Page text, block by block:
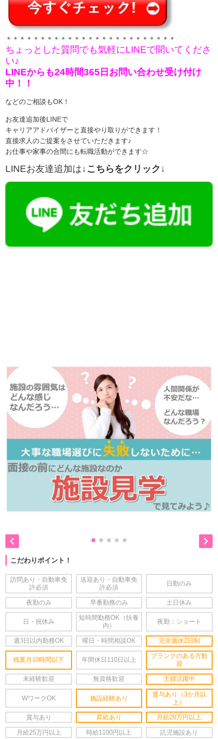
＊＊＊＊＊＊＊＊＊＊＊＊＊＊＊＊＊＊＊＊＊＊＊＊＊
ちょっとした質問でも気軽にLINEで聞いてくださ
い♪
LINEからも24時間365日お問い合わせ受け付け
中！！
などのご相談もOK！
お友達追加後LINEで
キャリアアドバイザーと直接やり取りができます！
直接求人のご提案をさせていただきます♪
お仕事や家事の合間にも転職活動ができます☆
LINEお友達追加は↓こちらをクリック↓
 
こだわりポイント！
訪問あり・自動車免
許必須
送迎あり・自動車免
許必須
日勤のみ
夜勤のみ 早番勤務のみ 土日休み
日・祝休み
短時間勤務OK（扶養
内）
夜勤：ショート
週3日以内勤務OK 曜日・時間相談OK 完全週休2日制
残業月10時間以下 年間休日110日以上
ブランクのある方歓
迎
未経験歓迎 無資格歓迎 主婦活躍中
WワークOK 施設経験あり
賞与あり（3か月以
上）
賞与あり 昇給あり 月給20万円以上
月給25万円以上 時給1100円以上 託児施設あり